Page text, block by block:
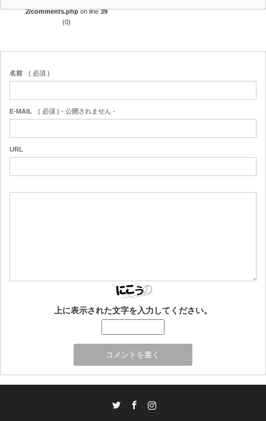
2/comments.phpon line39
(0)
名前 ( 必須 )
E-MAIL ( 必須 ) - 公開されません -
URL
上に表示された文字を入力してください。